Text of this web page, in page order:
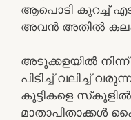
ആപൊടി കുറച്ച്
അവന്‍ അതില്‍
അടുക്കളയില്‍
പിടിച്ച് വലിച്ച്
കുട്ടികളെ
മാതാപിതാക്കള്‍